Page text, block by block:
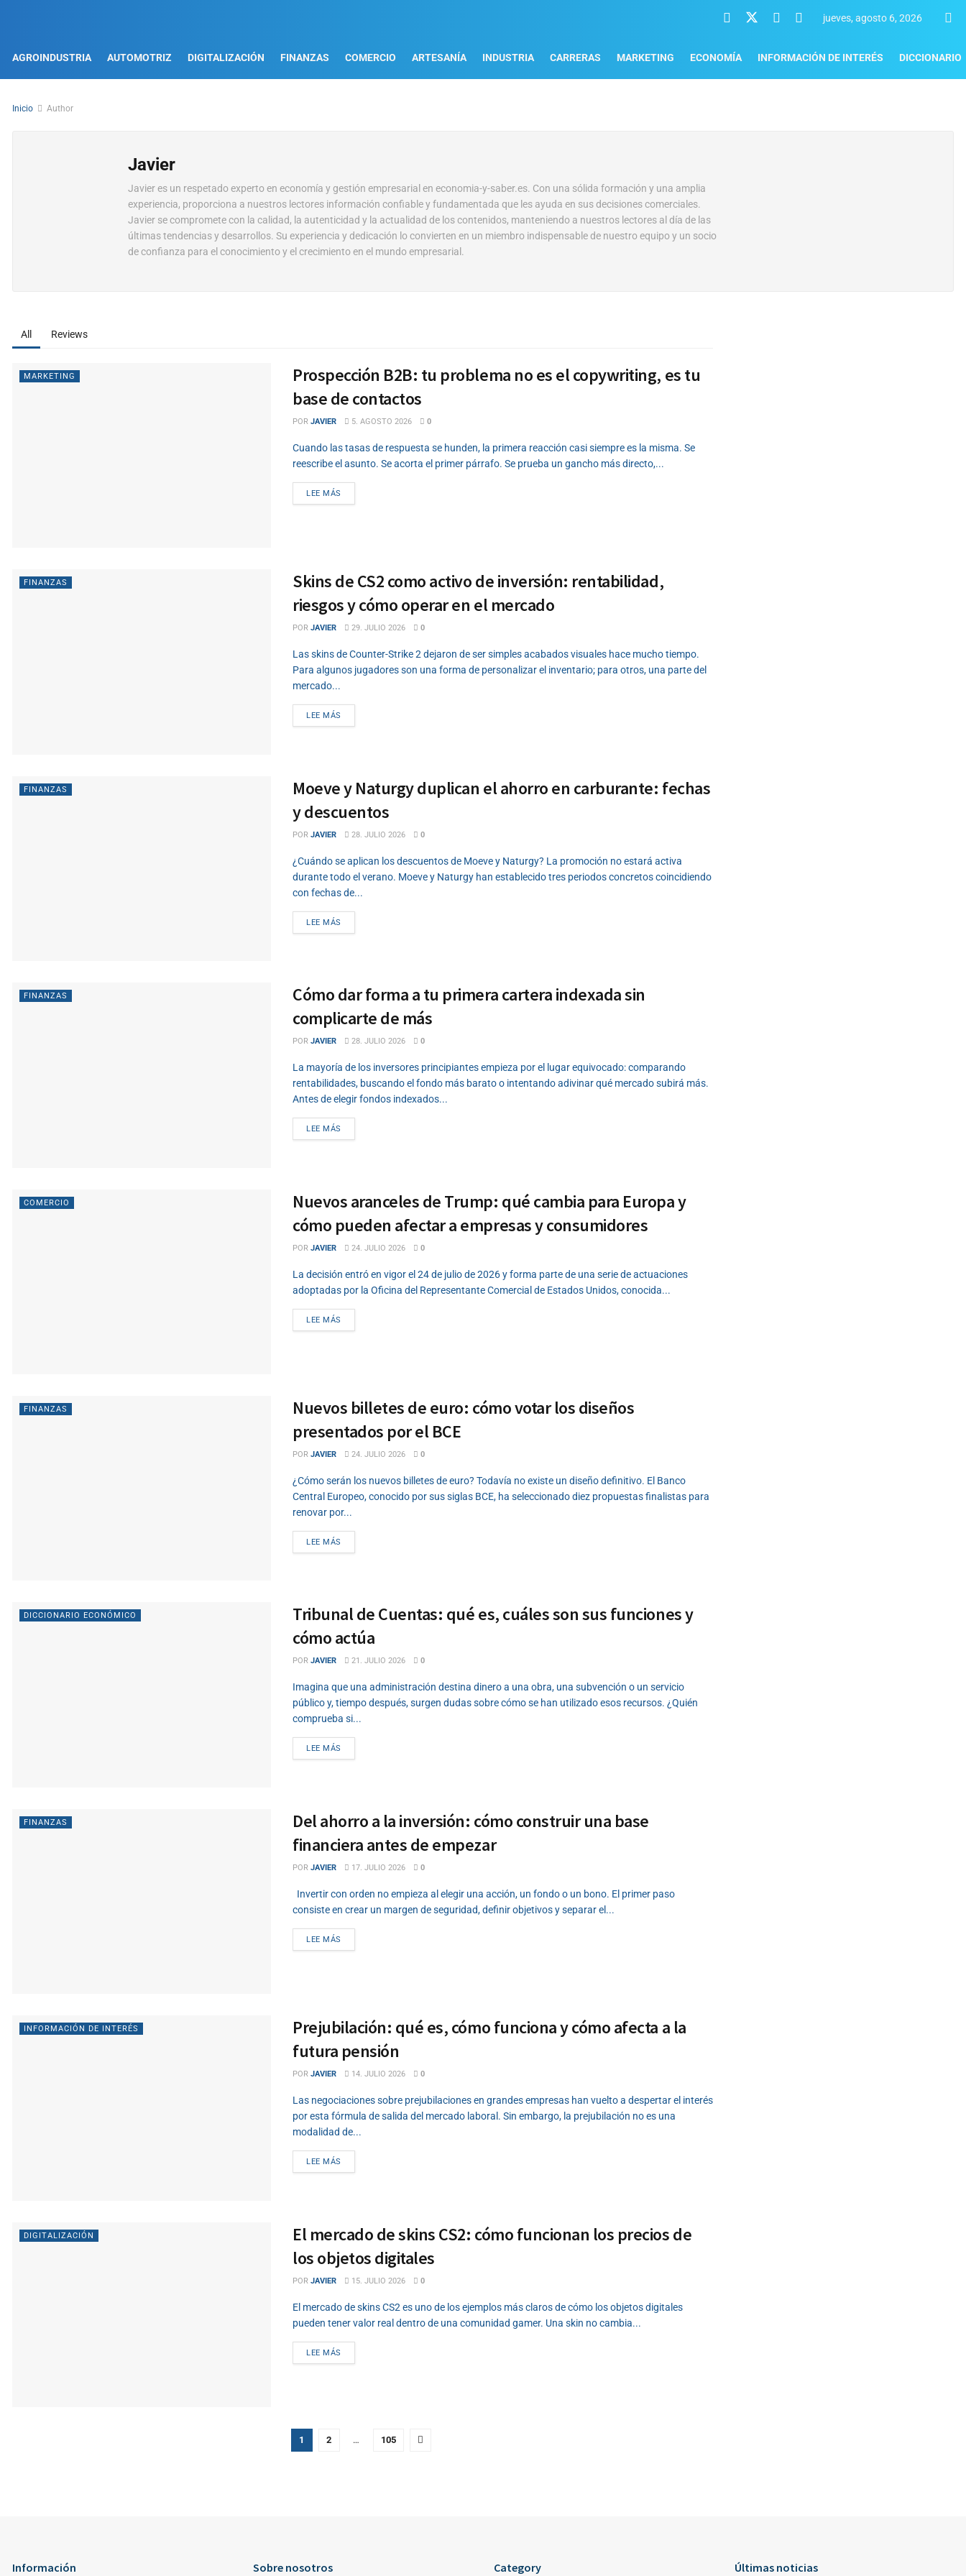
jueves, agosto 6, 2026
AGROINDUSTRIA AUTOMOTRIZ DIGITALIZACIÓN FINANZAS COMERCIO ARTESANÍA INDUSTRIA CARRERAS MARKETING ECONOMÍA INFORMACIÓN DE INTERÉS DICCIONARIO
Inicio Author
Javier
Javier es un respetado experto en economía y gestión empresarial en economia-y-saber.es. Con una sólida formación y una amplia
experiencia, proporciona a nuestros lectores información confiable y fundamentada que les ayuda en sus decisiones comerciales.
Javier se compromete con la calidad, la autenticidad y la actualidad de los contenidos, manteniendo a nuestros lectores al día de las
últimas tendencias y desarrollos. Su experiencia y dedicación lo convierten en un miembro indispensable de nuestro equipo y un socio
de confianza para el conocimiento y el crecimiento en el mundo empresarial.
All Reviews
MARKETING
Prospección B2B: tu problema no es el copywriting, es tu
base de contactos
POR JAVIER 5. AGOSTO 2026 0
Cuando las tasas de respuesta se hunden, la primera reacción casi siempre es la misma. Se
reescribe el asunto. Se acorta el primer párrafo. Se prueba un gancho más directo,...
LEE MÁS
FINANZAS
Skins de CS2 como activo de inversión: rentabilidad,
riesgos y cómo operar en el mercado
POR JAVIER 29. JULIO 2026 0
Las skins de Counter-Strike 2 dejaron de ser simples acabados visuales hace mucho tiempo.
Para algunos jugadores son una forma de personalizar el inventario; para otros, una parte del
mercado...
LEE MÁS
FINANZAS
Moeve y Naturgy duplican el ahorro en carburante: fechas
y descuentos
POR JAVIER 28. JULIO 2026 0
¿Cuándo se aplican los descuentos de Moeve y Naturgy? La promoción no estará activa
durante todo el verano. Moeve y Naturgy han establecido tres periodos concretos coincidiendo
con fechas de...
LEE MÁS
FINANZAS
Cómo dar forma a tu primera cartera indexada sin
complicarte de más
POR JAVIER 28. JULIO 2026 0
La mayoría de los inversores principiantes empieza por el lugar equivocado: comparando
rentabilidades, buscando el fondo más barato o intentando adivinar qué mercado subirá más.
Antes de elegir fondos indexados...
LEE MÁS
COMERCIO
Nuevos aranceles de Trump: qué cambia para Europa y
cómo pueden afectar a empresas y consumidores
POR JAVIER 24. JULIO 2026 0
La decisión entró en vigor el 24 de julio de 2026 y forma parte de una serie de actuaciones
adoptadas por la Oficina del Representante Comercial de Estados Unidos, conocida...
LEE MÁS
FINANZAS
Nuevos billetes de euro: cómo votar los diseños
presentados por el BCE
POR JAVIER 24. JULIO 2026 0
¿Cómo serán los nuevos billetes de euro? Todavía no existe un diseño definitivo. El Banco
Central Europeo, conocido por sus siglas BCE, ha seleccionado diez propuestas finalistas para
renovar por...
LEE MÁS
DICCIONARIO ECONÓMICO
Tribunal de Cuentas: qué es, cuáles son sus funciones y
cómo actúa
POR JAVIER 21. JULIO 2026 0
Imagina que una administración destina dinero a una obra, una subvención o un servicio
público y, tiempo después, surgen dudas sobre cómo se han utilizado esos recursos. ¿Quién
comprueba si...
LEE MÁS
FINANZAS
Del ahorro a la inversión: cómo construir una base
financiera antes de empezar
POR JAVIER 17. JULIO 2026 0
Invertir con orden no empieza al elegir una acción, un fondo o un bono. El primer paso
consiste en crear un margen de seguridad, definir objetivos y separar el...
LEE MÁS
INFORMACIÓN DE INTERÉS
Prejubilación: qué es, cómo funciona y cómo afecta a la
futura pensión
POR JAVIER 14. JULIO 2026 0
Las negociaciones sobre prejubilaciones en grandes empresas han vuelto a despertar el interés
por esta fórmula de salida del mercado laboral. Sin embargo, la prejubilación no es una
modalidad de...
LEE MÁS
DIGITALIZACIÓN
El mercado de skins CS2: cómo funcionan los precios de
los objetos digitales
POR JAVIER 15. JULIO 2026 0
El mercado de skins CS2 es uno de los ejemplos más claros de cómo los objetos digitales
pueden tener valor real dentro de una comunidad gamer. Una skin no cambia...
LEE MÁS
1 2 … 105
Información Sobre nosotros Category Últimas noticias